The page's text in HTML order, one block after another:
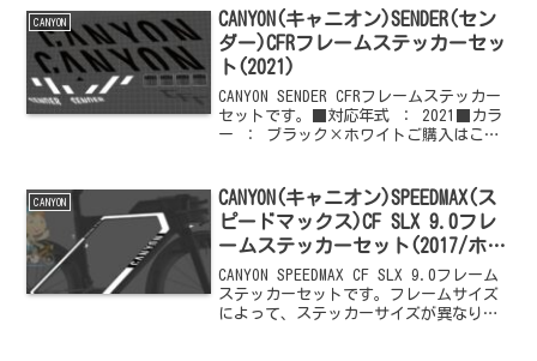
CANYON
CANYON(キャニオン)SENDER(セン
ダー)CFRフレームステッカーセッ
ト(2021)
CANYON SENDER CFRフレームステッカー
セットです。■対応年式 ： 2021■カラ
ー ： ブラック×ホワイトご購入はこち
CANYON
CANYON(キャニオン)SPEEDMAX(ス
ピードマックス)CF SLX 9.0フレ
ームステッカーセット(2017/ホワ
イト)
CANYON SPEEDMAX CF SLX 9.0フレーム
ステッカーセットです。フレームサイズ
によって、ステッカーサイズが異なりま